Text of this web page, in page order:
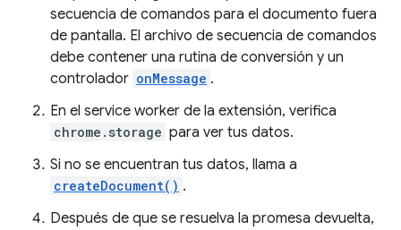
secuencia de comandos para el documento fuera
de pantalla. El archivo de secuencia de comandos
debe contener una rutina de conversión y un
controlador onMessage .
En el service worker de la extensión, verifica
chrome.storage para ver tus datos.
Si no se encuentran tus datos, llama a
createDocument() .
Después de que se resuelva la promesa devuelta,